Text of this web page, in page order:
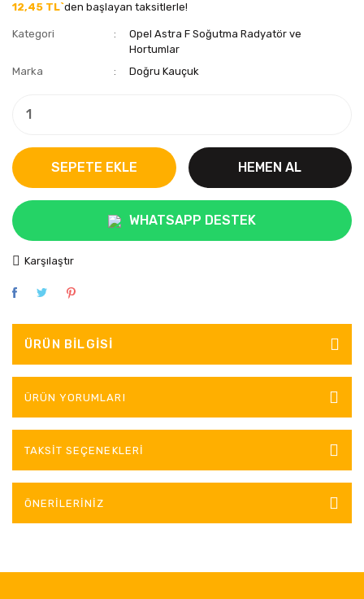
12,45 TL`den başlayan taksitlerle!
Kategori
Opel Astra F Soğutma Radyatör ve
Hortumlar
Marka
Doğru Kauçuk
SEPETE EKLE HEMEN AL
WHATSAPP DESTEK
Karşılaştır
ÜRÜN BILGISI
ÜRÜN YORUMLARI
TAKSIT SEÇENEKLERI
ÖNERILERINIZ